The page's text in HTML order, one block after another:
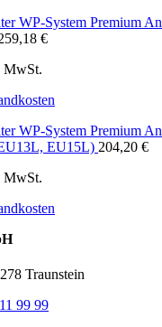
WP-System Premium
€
MwSt.
WP-System Premium
EU15L) 204,20 €
MwSt.
Traunstein
99 99